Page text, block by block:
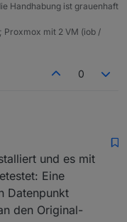
wie z.B.
ist
Handhabung ist grauenhaft
Proxmox mit 2 VM (iob /
0
Adapter an dem ich
aus dem
ioBroker.linkeddevice
(Datenpunkte) für
2019, 16:24
und es mit
Eine
Datenpunkt
den Original-